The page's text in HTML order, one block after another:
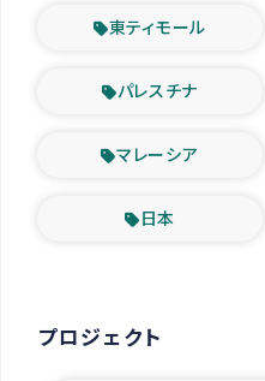
東ティモール
パレスチナ
マレーシア
日本
プロジェクト